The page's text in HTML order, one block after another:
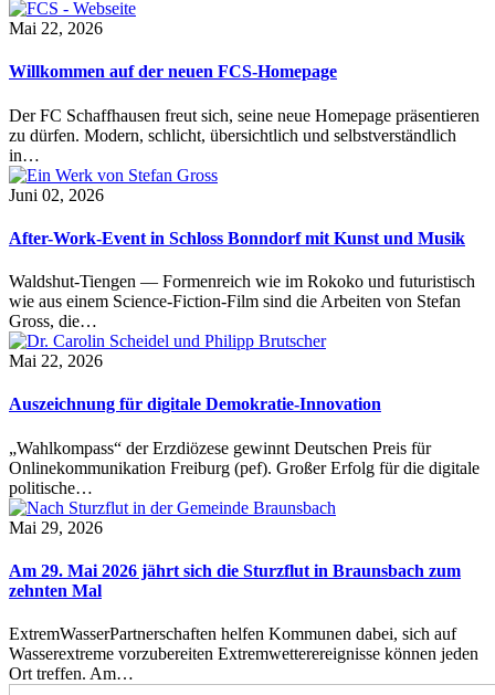
Mai 22, 2026
Willkommen auf der neuen FCS-Homepage
Der FC Schaffhausen freut sich, seine neue Homepage präsentieren
zu dürfen. Modern, schlicht, übersichtlich und selbstverständlich
in…
Juni 02, 2026
After-Work-Event in Schloss Bonndorf mit Kunst und Musik
Waldshut-Tiengen — Formenreich wie im Rokoko und futuristisch
wie aus einem Science-Fiction-Film sind die Arbeiten von Stefan
Gross, die…
Mai 22, 2026
Auszeichnung für digitale Demokratie-Innovation
„Wahlkompass“ der Erzdiözese gewinnt Deutschen Preis für
Onlinekommunikation Freiburg (pef). Großer Erfolg für die digitale
politische…
Mai 29, 2026
Am 29. Mai 2026 jährt sich die Sturzflut in Braunsbach zum
zehnten Mal
ExtremWasserPartnerschaften helfen Kommunen dabei, sich auf
Wasserextreme vorzubereiten Extremwetterereignisse können jeden
Ort treffen. Am…